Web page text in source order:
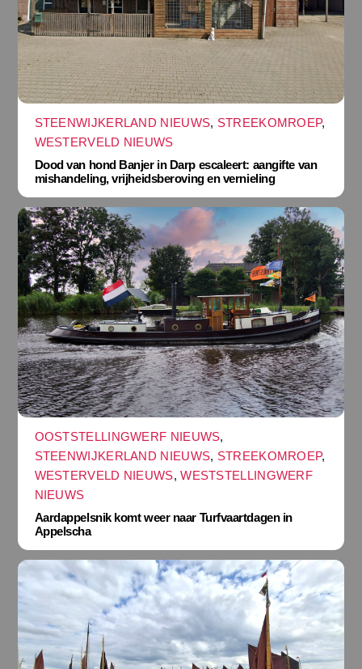
STEENWIJKERLAND NIEUWS, STREEKOMROEP,
WESTERVELD NIEUWS
Dood van hond Banjer in Darp escaleert: aangifte van
mishandeling, vrijheidsberoving en vernieling
OOSTSTELLINGWERF NIEUWS,
STEENWIJKERLAND NIEUWS, STREEKOMROEP,
WESTERVELD NIEUWS,WESTSTELLINGWERF
NIEUWS
Aardappelsnik komt weer naar Turfvaartdagen in
Appelscha